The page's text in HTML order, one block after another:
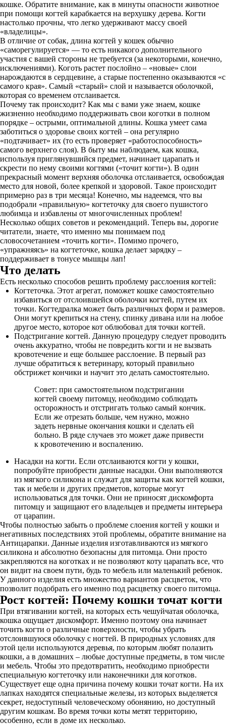
кошке. Обратите внимание, как в минуты опасности животное
при помощи когтей карабкается на верхушку дерева. Когти
настолько прочны, что легко удерживают массу своей
«владелицы».
В отличие от собак, длина когтей у кошек обычно
«саморегулируется» — то есть никакого дополнительного
участия с вашей стороны не требуется (за некоторыми, конечно,
исключениями). Коготь растет послойно – «новые» слои
нарождаются в сердцевине, а старые постепенно оказываются «с
самого края». Самый «старый» слой и называется оболочкой,
которая со временем отслаивается.
Почему так происходит? Как мы с вами уже знаем, кошке
жизненно необходимо поддерживать свои коготки в полном
порядке – острыми, оптимальной длины. Кошка умеет сама
заботиться о здоровье своих когтей – она регулярно
«подтачивает» их (то есть проверяет «работоспособность»
самого верхнего слоя). В быту мы наблюдаем, как кошка,
используя приглянувшийся предмет, начинает царапать и
скрести по нему своими когтями («точит когти»). В один
прекрасный момент верхняя оболочка отслаивается, освобождая
место для новой, более крепкой и здоровой. Такое происходит
примерно раз в три месяца! Конечно, мы надеемся, что вы
подобрали «правильную» когтеточку для своего пушистого
любимца и избавлены от многочисленных проблем!
Несколько общих советов и рекомендаций. Теперь вы, дорогие
читатели, знаете, что именно мы понимаем под
словосочетанием «точить когти». Помимо прочего,
«упражняясь» на когтеточке, кошка делает зарядку –
поддерживает в тонусе мышцы лап!
Что делать
Есть несколько способов решить проблему расслоения когтей:
Когтеточка. Этот агрегат, поможет кошке самостоятельно
избавиться от отслоившейся оболочки когтей, путем их
точки. Когтедралка может быть различных форм и размеров.
Они могут крепиться на стену, спинку дивана или на любое
другое место, которое кот облюбовал для точки когтей.
Подстригание когтей. Данную процедуру следует проводить
очень аккуратно, чтобы не повредить когти и не вызвать
кровотечение и еще большее расслоение. В первый раз
лучше обратиться к ветеринару, который правильно
обстрижет кончики и научит это делать самостоятельно.
Совет: при самостоятельном подстригании
когтей своему питомцу, необходимо соблюдать
осторожность и отстригать только самый кончик.
Если же отрезать больше, чем нужно, можно
задеть нервные окончания кошки и сделать ей
больно. В ряде случаев это может даже привести
к кровотечению и воспалению.
Насадки на когти. Если отслаиваются когти у кошки,
попробуйте приобрести данные насадки. Они выполняются
из мягкого силикона и служат для защиты как когтей кошки,
так и мебели и других предметов, которые могут
использоваться для точки. Они не приносят дискомфорта
питомцу и защищают его владельцев и предметы интерьера
от царапин.
Чтобы полностью забыть о проблеме слоения когтей у кошки и
негативных последствиях этой проблемы, обратите внимание на
Антицарапки. Данные изделия изготавливаются из мягкого
силикона и абсолютно безопасны для питомца. Они просто
закрепляются на коготках и не позволяют коту царапать все, что
он видит на своем пути, будь то мебель или маленький ребенок.
У данного изделия есть множество вариантов расцветок, что
позволит подобрать его именно под расцветку своего питомца.
Рост когтей: Почему кошки точат когти
При втягивании когтей, на которых есть чешуйчатая оболочка,
кошка ощущает дискомфорт. Именно поэтому она начинает
точить когти о различные поверхности, чтобы убрать
отслоившуюся оболочку с ногтей. В природных условиях для
этой цели используются деревья, по которым любят полазить
кошки, а в домашних – любые доступные предметы, в том числе
и мебель. Чтобы это предотвратить, необходимо приобрести
специальную когтеточку или наконечники для коготков.
Существует еще одна причина почему кошки точат когти. На их
лапках находятся специальные железы, из которых выделяется
секрет, недоступный человеческому обонянию, но доступный
другим кошкам. Во время точки коты метят территорию,
особенно, если в доме их несколько.